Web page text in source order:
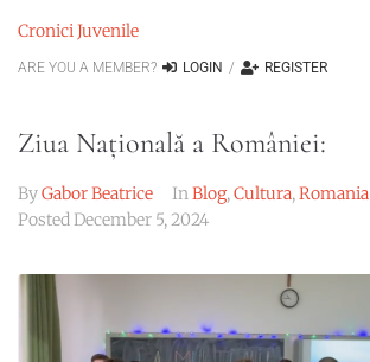
Cronici Juvenile
ARE YOU A MEMBER? LOGIN / REGISTER
Ziua Națională a României:
ByGabor Beatrice InBlog,Cultura,Romania
PostedDecember 5, 2024